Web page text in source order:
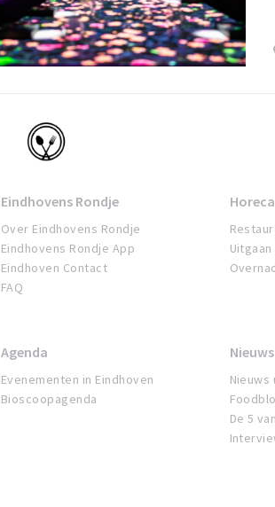
Eindhoven
Eindhovens Rondje
Over Eindhovens Rondje
Eindhovens Rondje App
Eindhoven Contact
FAQ
Horeca
Agenda
Evenementen in Eindhoven
Bioscoopagenda
Nieuws
Nieuws
De 5